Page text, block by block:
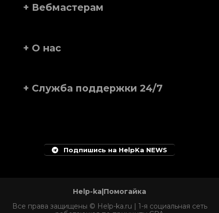
+ Вебмастерам
+ О нас
+ Служба поддержки 24/7
Подпишись на HelpKa NEWS
Help-ka|Помогайка
Все права защищены © Help-ka.ru | 1-я социальная сеть